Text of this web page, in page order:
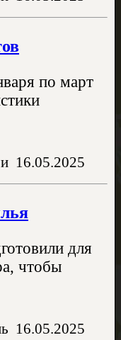
по март
16.05.2025
для
чтобы
16.05.2025